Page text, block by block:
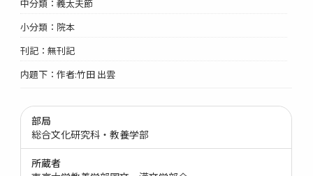
中分類：義太夫節
小分類：院本
刊記：無刊記
内題下：作者:竹田 出雲
部局
総合文化研究科・教養学部
所蔵者